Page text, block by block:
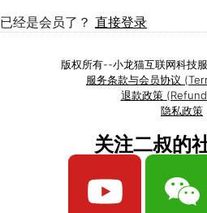
已经是会员了？ 直接登录
版权所有--小龙猫互联网科技
服务条款与会员协议
退款政策
隐私政策
关注二叔的